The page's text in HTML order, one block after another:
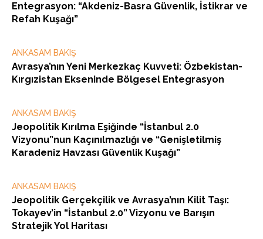
Entegrasyon: “Akdeniz-Basra Güvenlik, İstikrar ve
Refah Kuşağı”
ANKASAM BAKIŞ
Avrasya’nın Yeni Merkezkaç Kuvveti: Özbekistan-
Kırgızistan Ekseninde Bölgesel Entegrasyon
ANKASAM BAKIŞ
Jeopolitik Kırılma Eşiğinde “İstanbul 2.0
Vizyonu”nun Kaçınılmazlığı ve “Genişletilmiş
Karadeniz Havzası Güvenlik Kuşağı”
ANKASAM BAKIŞ
Jeopolitik Gerçekçilik ve Avrasya’nın Kilit Taşı:
Tokayev’in “İstanbul 2.0” Vizyonu ve Barışın
Stratejik Yol Haritası